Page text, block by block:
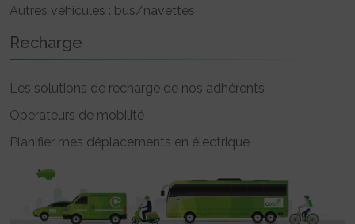
Autres véhicules : bus/navettes
Recharge
Les solutions de recharge de nos adhérents
Opérateurs de mobilité
Planifier mes déplacements en électrique